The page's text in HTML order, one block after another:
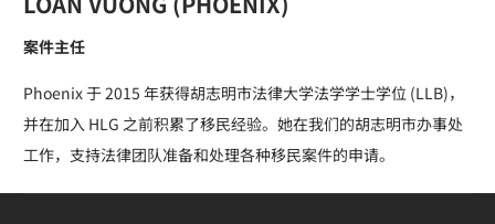
案件主任
Phoenix 于 2015 年获得胡志明市法律大学法学学士学位 (LLB)，
并在加入 HLG 之前积累了移民经验。她在我们的胡志明市办事处
工作，支持法律团队准备和处理各种移民案件的申请。